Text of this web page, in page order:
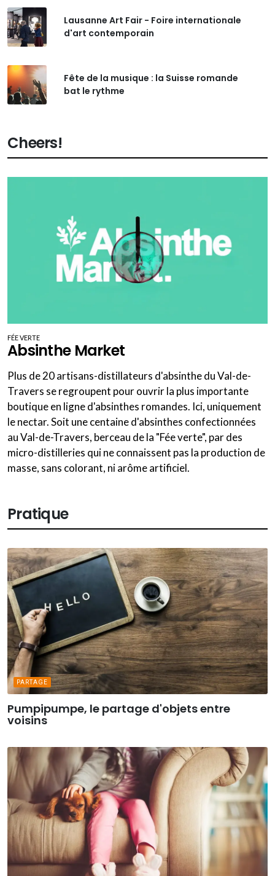
Lausanne Art Fair - Foire internationale
d'art contemporain
Fête de la musique : la Suisse romande
bat le rythme
Cheers!
FÉE VERTE
Absinthe Market
Plus de 20 artisans-distillateurs d'absinthe du Val-de-
Travers se regroupent pour ouvrir la plus importante
boutique en ligne d'absinthes romandes. Ici, uniquement
le nectar. Soit une centaine d'absinthes confectionnées
au Val-de-Travers, berceau de la "Fée verte", par des
micro-distilleries qui ne connaissent pas la production de
masse, sans colorant, ni arôme artificiel.
Pratique
PARTAGE
Pumpipumpe, le partage d'objets entre
voisins